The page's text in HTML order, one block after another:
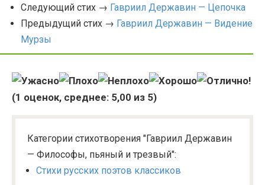
Следующий стих → Гавриил Державин — Цепочка
Предыдущий стих → Гавриил Державин — Видение
Мурзы
(1 оценок, среднее: 5,00 из 5)
Категории стихотворения "Гавриил Державин
— Философы, пьяный и трезвый":
Стихи русских поэтов классиков